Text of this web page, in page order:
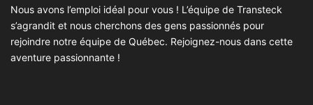
Nous avons l’emploi idéal pour vous ! L’équipe de Transteck
s’agrandit et nous cherchons des gens passionnés pour
rejoindre notre équipe de Québec. Rejoignez-nous dans cette
aventure passionnante !